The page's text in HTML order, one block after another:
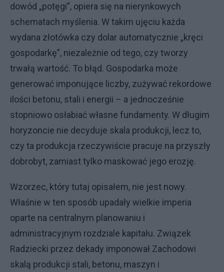
dowód „potęgi”, opiera się na nierynkowych
schematach myślenia. W takim ujęciu każda
wydana złotówka czy dolar automatycznie „kręci
gospodarkę”, niezależnie od tego, czy tworzy
trwałą wartość. To błąd. Gospodarka może
generować imponujące liczby, zużywać rekordowe
ilości betonu, stali i energii – a jednocześnie
stopniowo osłabiać własne fundamenty. W długim
horyzoncie nie decyduje skala produkcji, lecz to,
czy ta produkcja rzeczywiście pracuje na przyszły
dobrobyt, zamiast tylko maskować jego erozję.
Wzorzec, który tutaj opisałem, nie jest nowy.
Właśnie w ten sposób upadały wielkie imperia
oparte na centralnym planowaniu i
administracyjnym rozdziale kapitału. Związek
Radziecki przez dekady imponował Zachodowi
skalą produkcji stali, betonu, maszyn i